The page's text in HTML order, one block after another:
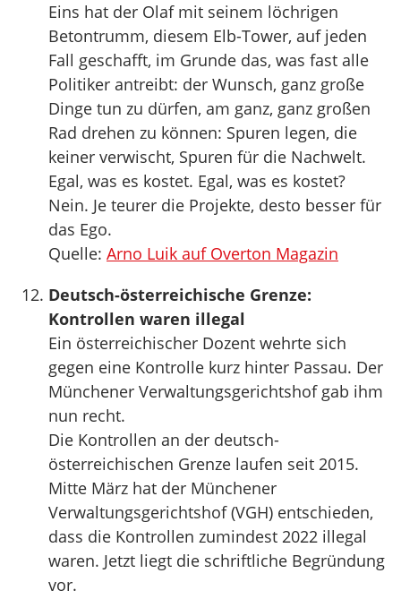
Eins hat der Olaf mit seinem löchrigen
Betontrumm, diesem Elb-Tower, auf jeden
Fall geschafft, im Grunde das, was fast alle
Politiker antreibt: der Wunsch, ganz große
Dinge tun zu dürfen, am ganz, ganz großen
Rad drehen zu können: Spuren legen, die
keiner verwischt, Spuren für die Nachwelt.
Egal, was es kostet. Egal, was es kostet?
Nein. Je teurer die Projekte, desto besser für
das Ego.
Quelle: Arno Luik auf Overton Magazin
Deutsch-österreichische Grenze:
Kontrollen waren illegal
Ein österreichischer Dozent wehrte sich
gegen eine Kontrolle kurz hinter Passau. Der
Münchener Verwaltungsgerichtshof gab ihm
nun recht.
Die Kontrollen an der deutsch-
österreichischen Grenze laufen seit 2015.
Mitte März hat der Münchener
Verwaltungsgerichtshof (VGH) entschieden,
dass die Kontrollen zumindest 2022 illegal
waren. Jetzt liegt die schriftliche Begründung
vor.